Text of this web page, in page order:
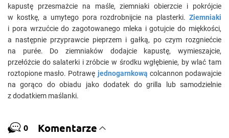
kapustę przesmażcie na maśle, ziemniaki obierzcie i pokrójcie
w kostkę, a umytego pora rozdrobnijcie na plasterki. Ziemniaki
i pora wrzućcie do zagotowanego mleka i gotujcie do miękkości,
a następnie przyprawcie pieprzem i gałką, po czym rozgniećcie
na purée. Do ziemniaków dodajcie kapustę, wymieszajcie,
przełóżcie do salaterki i zróbcie w środku wgłębienie, by wlać tam
roztopione masło. Potrawę jednogarnkową colcannon podawajcie
na gorąco do obiadu jako dodatek do grilla lub samodzielnie
z dodatkiem maślanki.
0 Komentarze